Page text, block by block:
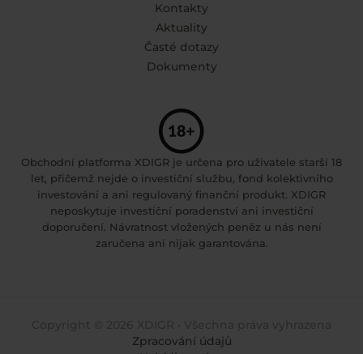
Kontakty
Aktuality
Časté dotazy
Dokumenty
Obchodní platforma XDIGR je určena pro uživatele starší 18
let, přičemž nejde o investiční službu, fond kolektivního
investování a ani regulovaný finanční produkt. XDIGR
neposkytuje investiční poradenství ani investiční
doporučení. Návratnost vložených peněz u nás není
zaručena ani nijak garantována.
Zpracování údajů